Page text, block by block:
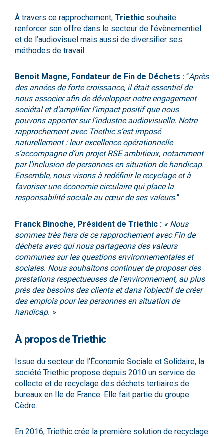
À travers ce rapprochement, Triethic souhaite
renforcer son offre dans le secteur de l’évènementiel
et de l’audiovisuel mais aussi de diversifier ses
méthodes de travail.
Benoit Magne, Fondateur de Fin de Déchets : “Après
des années de forte croissance, il était essentiel de
nous associer afin de développer notre engagement
sociétal et d’amplifier l’impact positif que nous
pouvons apporter sur l’industrie audiovisuelle. Notre
rapprochement avec Triethic s’est imposé
naturellement : leur excellence opérationnelle
s’accompagne d’un projet RSE ambitieux, notamment
par l’inclusion de personnes en situation de handicap.
Ensemble, nous visons à redéfinir le recyclage et à
favoriser une économie circulaire qui place la
responsabilité sociale au cœur de ses valeurs.“
Franck Binoche, Président de Triethic : « Nous
sommes très fiers de ce rapprochement avec Fin de
déchets avec qui nous partageons des valeurs
communes sur les questions environnementales et
sociales. Nous souhaitons continuer de proposer des
prestations respectueuses de l’environnement, au plus
près des besoins des clients et dans l’objectif de créer
des emplois pour les personnes en situation de
handicap. »
À propos de Triethic
Issue du secteur de l’Économie Sociale et Solidaire, la
société Triethic propose depuis 2010 un service de
collecte et de recyclage des déchets tertiaires de
bureaux en Ile de France. Elle fait partie du groupe
Cèdre.
En 2016, Triethic crée la première solution de recyclage